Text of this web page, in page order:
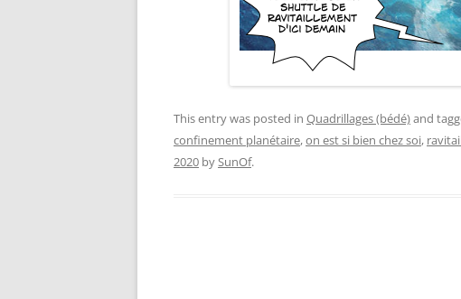
This entry was posted in Quadrillages (bédé)and
confinement planétaire,on est si bien chez soi,
2020 bySunOf.